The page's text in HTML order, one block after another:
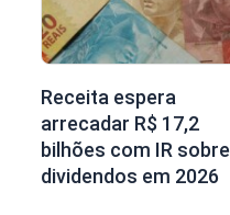
Receita espera
arrecadar R$ 17,2
bilhões com IR sobre
dividendos em 2026